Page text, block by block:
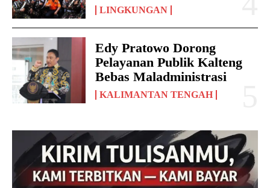
LINGKUNGAN
Edy Pratowo Dorong
Pelayanan Publik Kalteng
Bebas Maladministrasi
KALIMANTAN TENGAH